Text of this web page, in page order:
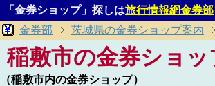
「金券ショップ」探しは旅行情報網金券部
金券部
茨城県の金券ショップ案内
稲敷市の金券ショッ
（稲敷市内の金券ショップ）